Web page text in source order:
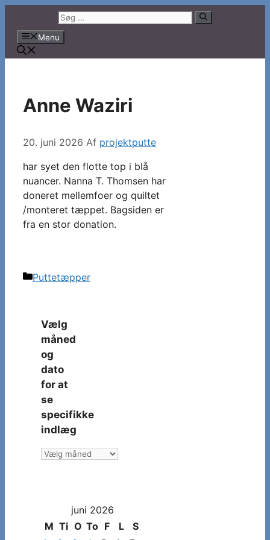
indhold
Søg
efter:
Menu
Anne Waziri
20. juni 2026 Af projektputte
har syet den flotte top i blå
nuancer. Nanna T. Thomsen har
doneret mellemfoer og quiltet
/monteret tæppet. Bagsiden er
fra en stor donation.
Kategorier
Puttetæpper
Vælg
måned
og
dato
for at
se
specifikke
indlæg
Vælg
at
juni 2026
M Ti O To F L
S